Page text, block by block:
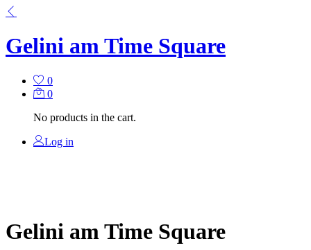
Gelini am Time Square
0
0
No products in the cart.
Log in
Gelini am Time Square